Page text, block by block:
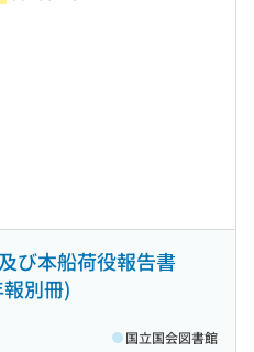
び本船荷役報告書
別冊)
国立国会図書館